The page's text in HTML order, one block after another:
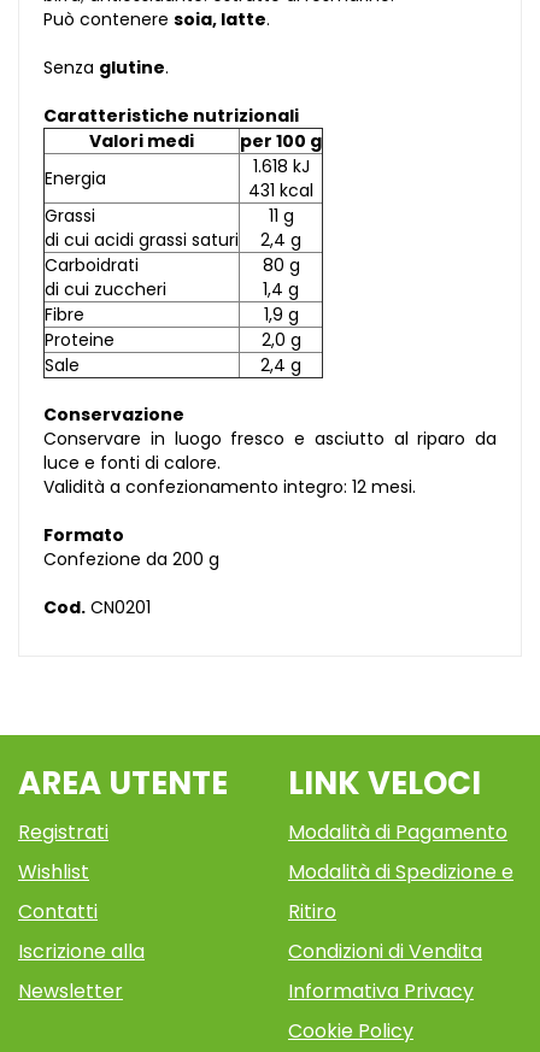
Può contenere soia, latte.
Senza glutine.
Caratteristiche nutrizionali
Valori medi
per 100 g
Energia
1.618 kJ
431 kcal
Grassi
di cui acidi grassi saturi
11 g
2,4 g
Carboidrati
di cui zuccheri
80 g
1,4 g
Fibre
1,9 g
Proteine
2,0 g
Sale
2,4 g
Conservazione
Conservare in luogo fresco e asciutto al riparo da
luce e fonti di calore.
Validità a confezionamento integro: 12 mesi.
Formato
Confezione da 200 g
Cod. CN0201
AREA UTENTE
Registrati
Wishlist
Contatti
Iscrizione alla
Newsletter
LINK VELOCI
Modalità di Pagamento
Modalità di Spedizione e
Ritiro
Condizioni di Vendita
Informativa Privacy
Cookie Policy